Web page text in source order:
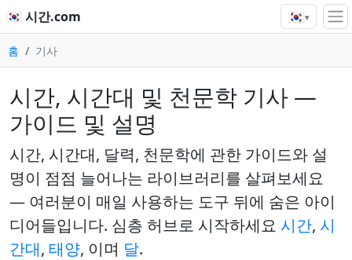
🇰🇷 시간.com 🇰🇷▾
홈 기사
시간, 시간대 및 천문학 기사 —
가이드 및 설명
시간, 시간대, 달력, 천문학에 관한 가이드와 설
명이 점점 늘어나는 라이브러리를 살펴보세요
— 여러분이 매일 사용하는 도구 뒤에 숨은 아이
디어들입니다. 심층 허브로 시작하세요 시간, 시
간대, 태양, 이며 달.